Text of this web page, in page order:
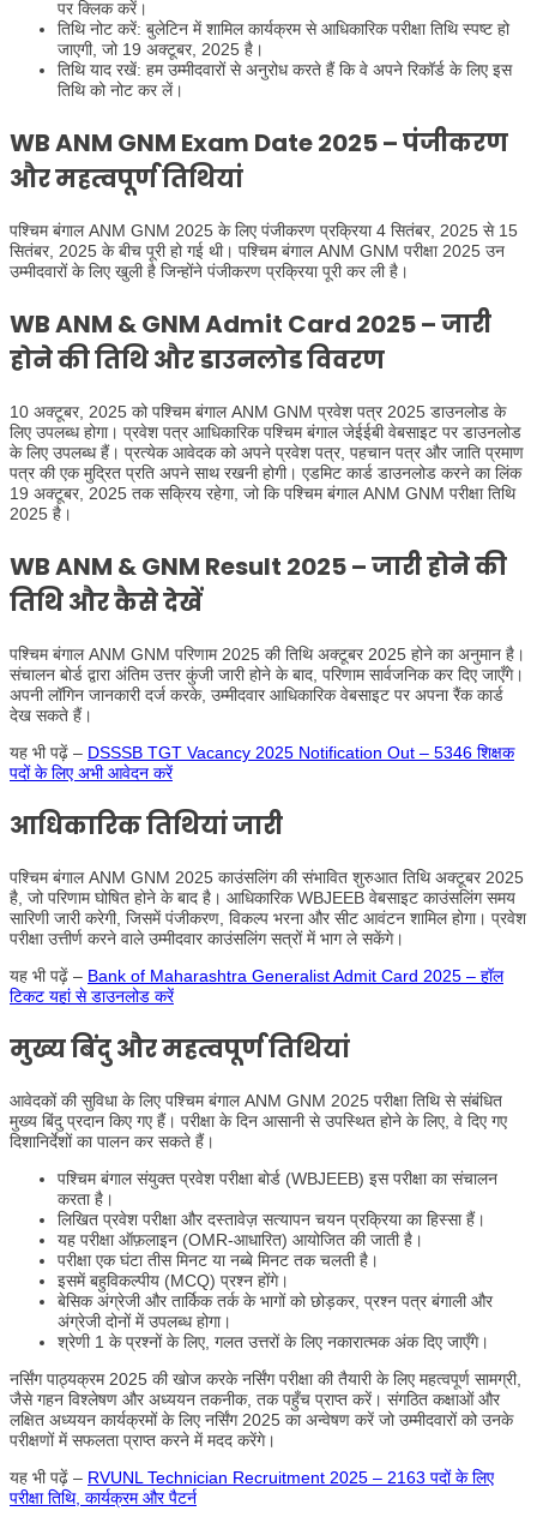
पर क्लिक करें।
तिथि नोट करें: बुलेटिन में शामिल कार्यक्रम से आधिकारिक परीक्षा तिथि स्पष्ट हो
जाएगी, जो 19 अक्टूबर, 2025 है।
तिथि याद रखें: हम उम्मीदवारों से अनुरोध करते हैं कि वे अपने रिकॉर्ड के लिए इस
तिथि को नोट कर लें।
WB ANM GNM Exam Date 2025 – पंजीकरण
और महत्वपूर्ण तिथियां
पश्चिम बंगाल ANM GNM 2025 के लिए पंजीकरण प्रक्रिया 4 सितंबर, 2025 से 15
सितंबर, 2025 के बीच पूरी हो गई थी। पश्चिम बंगाल ANM GNM परीक्षा 2025 उन
उम्मीदवारों के लिए खुली है जिन्होंने पंजीकरण प्रक्रिया पूरी कर ली है।
WB ANM & GNM Admit Card 2025 – जारी
होने की तिथि और डाउनलोड विवरण
10 अक्टूबर, 2025 को पश्चिम बंगाल ANM GNM प्रवेश पत्र 2025 डाउनलोड के
लिए उपलब्ध होगा। प्रवेश पत्र आधिकारिक पश्चिम बंगाल जेईईबी वेबसाइट पर डाउनलोड
के लिए उपलब्ध हैं। प्रत्येक आवेदक को अपने प्रवेश पत्र, पहचान पत्र और जाति प्रमाण
पत्र की एक मुद्रित प्रति अपने साथ रखनी होगी। एडमिट कार्ड डाउनलोड करने का लिंक
19 अक्टूबर, 2025 तक सक्रिय रहेगा, जो कि पश्चिम बंगाल ANM GNM परीक्षा तिथि
2025 है।
WB ANM & GNM Result 2025 – जारी होने की
तिथि और कैसे देखें
पश्चिम बंगाल ANM GNM परिणाम 2025 की तिथि अक्टूबर 2025 होने का अनुमान है।
संचालन बोर्ड द्वारा अंतिम उत्तर कुंजी जारी होने के बाद, परिणाम सार्वजनिक कर दिए जाएँगे।
अपनी लॉगिन जानकारी दर्ज करके, उम्मीदवार आधिकारिक वेबसाइट पर अपना रैंक कार्ड
देख सकते हैं।
यह भी पढ़ें – DSSSB TGT Vacancy 2025 Notification Out – 5346 शिक्षक
पदों के लिए अभी आवेदन करें
आधिकारिक तिथियां जारी
पश्चिम बंगाल ANM GNM 2025 काउंसलिंग की संभावित शुरुआत तिथि अक्टूबर 2025
है, जो परिणाम घोषित होने के बाद है। आधिकारिक WBJEEB वेबसाइट काउंसलिंग समय
सारिणी जारी करेगी, जिसमें पंजीकरण, विकल्प भरना और सीट आवंटन शामिल होगा। प्रवेश
परीक्षा उत्तीर्ण करने वाले उम्मीदवार काउंसलिंग सत्रों में भाग ले सकेंगे।
यह भी पढ़ें – Bank of Maharashtra Generalist Admit Card 2025 – हॉल
टिकट यहां से डाउनलोड करें
मुख्य बिंदु और महत्वपूर्ण तिथियां
आवेदकों की सुविधा के लिए पश्चिम बंगाल ANM GNM 2025 परीक्षा तिथि से संबंधित
मुख्य बिंदु प्रदान किए गए हैं। परीक्षा के दिन आसानी से उपस्थित होने के लिए, वे दिए गए
दिशानिर्देशों का पालन कर सकते हैं।
पश्चिम बंगाल संयुक्त प्रवेश परीक्षा बोर्ड (WBJEEB) इस परीक्षा का संचालन
करता है।
लिखित प्रवेश परीक्षा और दस्तावेज़ सत्यापन चयन प्रक्रिया का हिस्सा हैं।
यह परीक्षा ऑफ़लाइन (OMR-आधारित) आयोजित की जाती है।
परीक्षा एक घंटा तीस मिनट या नब्बे मिनट तक चलती है।
इसमें बहुविकल्पीय (MCQ) प्रश्न होंगे।
बेसिक अंग्रेजी और तार्किक तर्क के भागों को छोड़कर, प्रश्न पत्र बंगाली और
अंग्रेजी दोनों में उपलब्ध होगा।
श्रेणी 1 के प्रश्नों के लिए, गलत उत्तरों के लिए नकारात्मक अंक दिए जाएँगे।
नर्सिंग पाठ्यक्रम 2025 की खोज करके नर्सिंग परीक्षा की तैयारी के लिए महत्वपूर्ण सामग्री,
जैसे गहन विश्लेषण और अध्ययन तकनीक, तक पहुँच प्राप्त करें। संगठित कक्षाओं और
लक्षित अध्ययन कार्यक्रमों के लिए नर्सिंग 2025 का अन्वेषण करें जो उम्मीदवारों को उनके
परीक्षणों में सफलता प्राप्त करने में मदद करेंगे।
यह भी पढ़ें – RVUNL Technician Recruitment 2025 – 2163 पदों के लिए
परीक्षा तिथि, कार्यक्रम और पैटर्न